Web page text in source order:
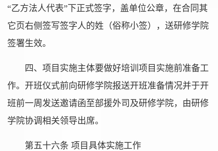
“乙方法人代表”下正式签字，盖单位公章，在合同其
它页右侧签写签字人的姓（俗称小签），送研修学院
签署生效。
四、项目实施主体要做好培训项目实施前准备工
作。开班仪式前向研修学院报送开班准备情况并于开
班前一周发送邀请函至部援外司及研修学院，由研修
学院协调相关领导出席。
第五十六条 项目具体实施工作